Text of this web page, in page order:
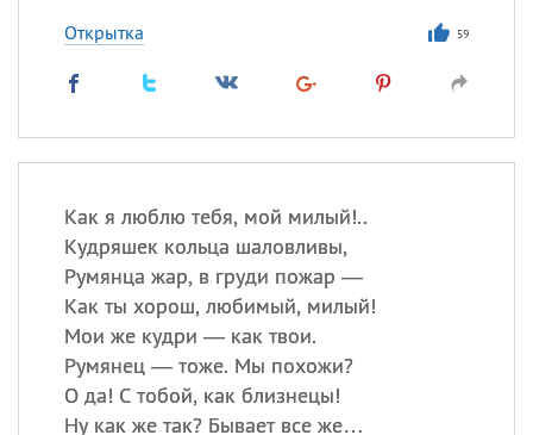
Открытка 59
Как я люблю тебя, мой милый!..
Кудряшек кольца шаловливы,
Румянца жар, в груди пожар —
Как ты хорош, любимый, милый!
Мои же кудри — как твои.
Румянец — тоже. Мы похожи?
О да! С тобой, как близнецы!
Ну как же так? Бывает все же…